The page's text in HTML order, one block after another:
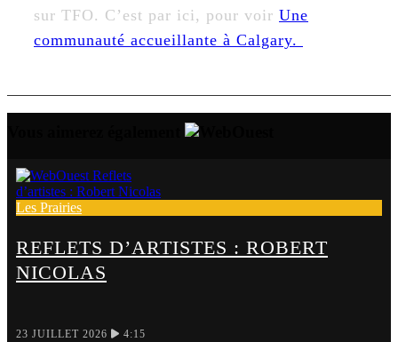
sur TFO. C’est par ici, pour voir Une
communauté accueillante à Calgary.
Les Prairies
REFLETS D’ARTISTES : ROBERT
NICOLAS
23 JUILLET 2026 4:15